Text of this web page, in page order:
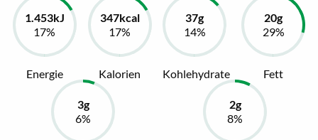
Energie Kalorien Kohlehydrate Fett